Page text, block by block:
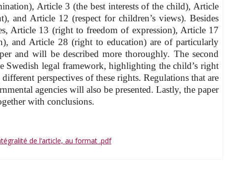
Article 3 (the best interests of the child), Article
and Article 12 (respect for children’s views). Besides
Article 13 (right to freedom of expression), Article 17
and Article 28 (right to education) are of particularly
and will be described more thoroughly. The second
Swedish legal framework, highlighting the child’s right
perspectives of these rights. Regulations that are
agencies will also be presented. Lastly, the paper
with conclusions.
de l’article, au format .pdf